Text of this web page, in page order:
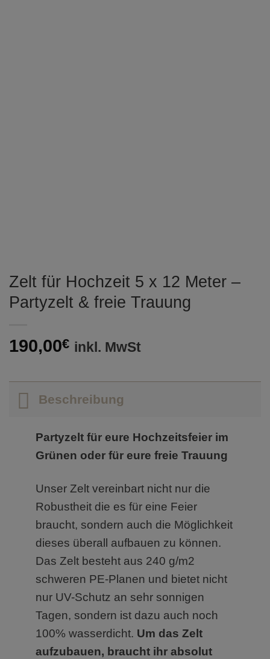
Zelt für Hochzeit 5 x 12 Meter –
Partyzelt & freie Trauung
190,00€ inkl. MwSt
Beschreibung
Partyzelt für eure Hochzeitsfeier im
Grünen oder für eure freie Trauung
Unser Zelt vereinbart nicht nur die
Robustheit die es für eine Feier
braucht, sondern auch die Möglichkeit
dieses überall aufbauen zu können.
Das Zelt besteht aus 240 g/m2
schweren PE-Planen und bietet nicht
nur UV-Schutz an sehr sonnigen
Tagen, sondern ist dazu auch noch
100% wasserdicht. Um das Zelt
aufzubauen, braucht ihr absolut